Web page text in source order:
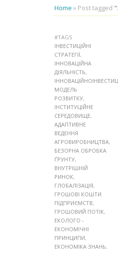
Home » Post tagged
#TAGS
ІНВЕСТИЦІЙНІ
СТРАТЕГІЇ,
ІННОВАЦІЙНА
ДІЯЛЬНІСТЬ,
МОДЕЛЬ
РОЗВИТКУ,
ІНСТИТУЦІЙНЕ
СЕРЕДОВИЩЕ,
АДАПТИВНЕ
ВЕДЕННЯ
АГРОВИРОБНИЦТВА,
БЕЗОРНА ОБРОБКА
ҐРУНТУ,
ВНУТРІШНІЙ
РИНОК,
ГЛОБАЛІЗАЦІЯ,
ГРОШОВІ КОШТИ
ПІДПРИЄМСТВ,
ГРОШОВИЙ ПОТІК,
ЕКОЛОГО -
ЕКОНОМІЧНІ
ПРИНЦИПИ,
ЕКОНОМІКА ЗНАНЬ,